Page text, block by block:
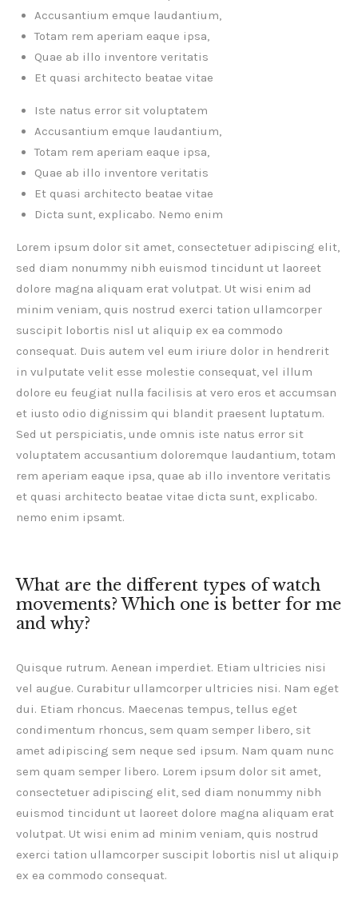
Accusantium emque laudantium,
Totam rem aperiam eaque ipsa,
Quae ab illo inventore veritatis
Et quasi architecto beatae vitae
Iste natus error sit voluptatem
Accusantium emque laudantium,
Totam rem aperiam eaque ipsa,
Quae ab illo inventore veritatis
Et quasi architecto beatae vitae
Dicta sunt, explicabo. Nemo enim
Lorem ipsum dolor sit amet, consectetuer adipiscing elit,
sed diam nonummy nibh euismod tincidunt ut laoreet
dolore magna aliquam erat volutpat. Ut wisi enim ad
minim veniam, quis nostrud exerci tation ullamcorper
suscipit lobortis nisl ut aliquip ex ea commodo
consequat. Duis autem vel eum iriure dolor in hendrerit
in vulputate velit esse molestie consequat, vel illum
dolore eu feugiat nulla facilisis at vero eros et accumsan
et iusto odio dignissim qui blandit praesent luptatum.
Sed ut perspiciatis, unde omnis iste natus error sit
voluptatem accusantium doloremque laudantium, totam
rem aperiam eaque ipsa, quae ab illo inventore veritatis
et quasi architecto beatae vitae dicta sunt, explicabo.
nemo enim ipsamt.
What are the different types of watch
movements? Which one is better for me
and why?
Quisque rutrum. Aenean imperdiet. Etiam ultricies nisi
vel augue. Curabitur ullamcorper ultricies nisi. Nam eget
dui. Etiam rhoncus. Maecenas tempus, tellus eget
condimentum rhoncus, sem quam semper libero, sit
amet adipiscing sem neque sed ipsum. Nam quam nunc
sem quam semper libero. Lorem ipsum dolor sit amet,
consectetuer adipiscing elit, sed diam nonummy nibh
euismod tincidunt ut laoreet dolore magna aliquam erat
volutpat. Ut wisi enim ad minim veniam, quis nostrud
exerci tation ullamcorper suscipit lobortis nisl ut aliquip
ex ea commodo consequat.